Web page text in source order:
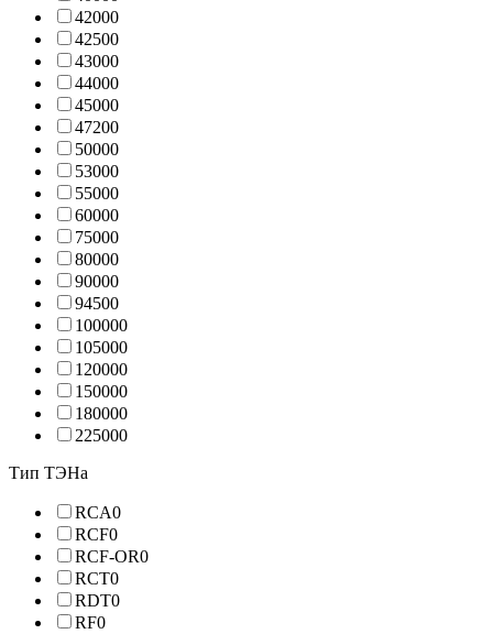
42000
42500
43000
44000
45000
47200
50000
53000
55000
60000
75000
80000
90000
94500
100000
105000
120000
150000
180000
225000
Тип ТЭНа
RCA0
RCF0
RCF-OR0
RCT0
RDT0
RF0